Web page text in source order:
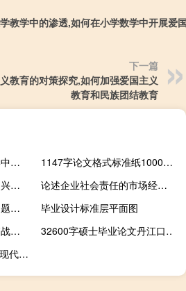
教学中的渗透,如何在小学数学中开展爱
下一篇
教育的对策探究,如何加强爱国主义
教育和民族团结教育
体育游戏在初中体育教学中的运用,体育游戏在体育教学中应用的研究内容是什么
1147字论文格式标准纸1000字格式
调动学生体育课堂上学习兴趣的技巧,体育教学中激发学生学习兴趣的几种方法
论述企业社会责任的市场经济研究,有企业环境社会责任的概念吗？如果是这样，它与企业有关...
电力生产管理中存在的问题及优化措施,中国电力生产模式存在哪些问题
毕业设计标准层平面图
浅析品牌管理的市场营销战略,营销与哪些主题相关
32600字硕士毕业论文丹江口库区(河南段)农业面源污染研究
48000字硕士毕业论文论现代马克思和谐哲学的发展趋势